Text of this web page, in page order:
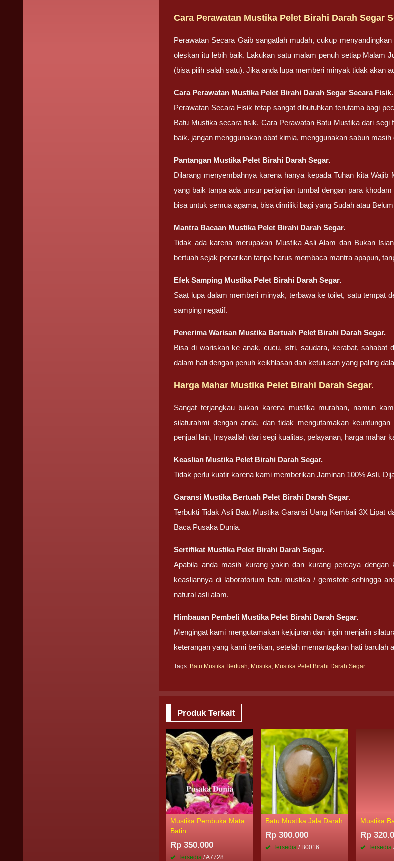
Cara Perawatan Mustika Pelet Birahi Darah Segar
Perawatan Secara Gaib sangatlah mudah, cukup
oleskan itu lebih baik. Lakukan satu malam penuh setiap Malam
(bisa pilih salah satu). Jika anda lupa memberi minyak tidak akan
Cara Perawatan Mustika Pelet Birahi Darah Segar Secara Fisik.
Perawatan Secara Fisik tetap sangat dibutuhkan terutama bagi
Batu Mustika secara fisik. Cara Perawatan Batu Mustika dari
baik. jangan menggunakan obat kimia, menggunakan sabun
Pantangan Mustika Pelet Birahi Darah Segar.
Dilarang menyembahnya karena hanya kepada Tuhan kita
yang baik tanpa ada unsur perjanjian tumbal dengan para
bisa untuk semua agama, bisa dimiliki bagi yang Sudah atau
Mantra Bacaan Mustika Pelet Birahi Darah Segar.
Tidak ada karena merupakan Mustika Asli Alam dan Bukan
bertuah sejak penarikan tanpa harus membaca mantra apapun,
Efek Samping Mustika Pelet Birahi Darah Segar.
Saat lupa dalam memberi minyak, terbawa ke toilet, satu tempat
samping negatif.
Penerima Warisan Mustika Bertuah Pelet Birahi Darah Segar.
Bisa di wariskan ke anak, cucu, istri, saudara, kerabat, sahabat
dalam hati dengan penuh keikhlasan dan ketulusan yang paling
Harga Mahar Mustika Pelet Birahi Darah Segar.
Sangat terjangkau bukan karena mustika murahan, namun
silaturahmi dengan anda, dan tidak mengutamakan
penjual lain, Insyaallah dari segi kualitas, pelayanan, harga mahar
Keaslian Mustika Pelet Birahi Darah Segar.
Tidak perlu kuatir karena kami memberikan Jaminan 100% Asli,
Garansi Mustika Bertuah Pelet Birahi Darah Segar.
Terbukti Tidak Asli Batu Mustika Garansi Uang Kembali 3X Lipat
Baca Pusaka Dunia.
Sertifikat Mustika Pelet Birahi Darah Segar.
Apabila anda masih kurang yakin dan kurang percaya
keasliannya di laboratorium batu mustika / gemstote sehingga
natural asli alam.
Himbauan Pembeli Mustika Pelet Birahi Darah Segar.
Mengingat kami mengutamakan kejujuran dan ingin menjalin
keterangan yang kami berikan, setelah memantapkan hati barulah
Tags: Batu Mustika Bertuah, Mustika, Mustika Pelet Birahi Darah Segar
Produk Terkait
Mustika Pembuka Mata
Batin
Rp 350.000
Tersedia / A7728
Batu Mustika Jala Darah
Rp 300.000
Tersedia / B0016
Mustika
Rp
Tersedia